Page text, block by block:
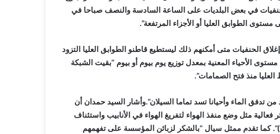
الحنفيات في بعض البلديات على الساعة السادسة والنصف صباحا في
الطوابق العليا أو الأجزاء المرتفعة”.
الحنفيات متى أمكنهم ذلك ليستطيع قاطنو الطوابق العليا التزود
الأحياء المعنية بمعدل توزيع يوم بيوم أو بيوم “بقيت الشبكة
منذ فتح الصمامات”.
تدفق الماء وأحيانا تسد تماما السيلان”.وأشار السيد حمدان أن
فعالية مثل وضع منفذ الهواء لتفريغ الهواء في الأنابيب واستئناف
كما تقدم ممثل سيال “بالشكر لزبائن المؤسسة على تفهمهم